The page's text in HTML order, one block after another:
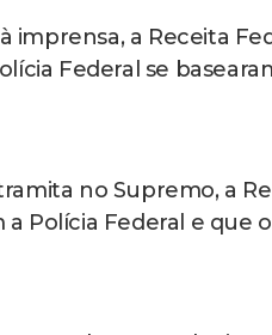
imprensa, a Receita
Federal se
no Supremo, a
Polícia Federal e que